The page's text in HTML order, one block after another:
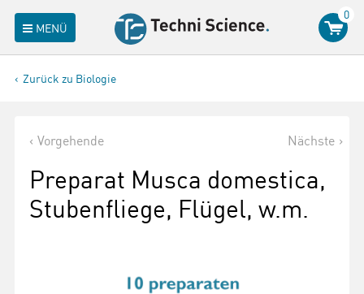
MENÜ
0
Zurück zu Biologie
Vorgehende Nächste
Preparat Musca domestica,
Stubenfliege, Flügel, w.m.